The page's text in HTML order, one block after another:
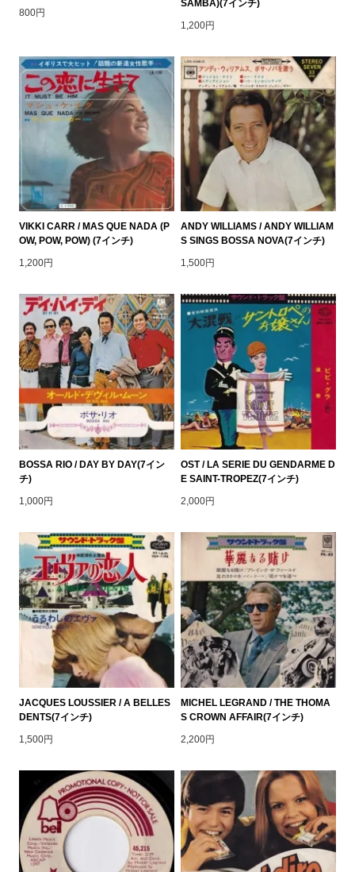
800円
SAMBA)(7インチ)
1,200円
VIKKI CARR / MAS QUE NADA (P
OW, POW, POW) (7インチ)
1,200円
ANDY WILLIAMS / ANDY WILLIAM
S SINGS BOSSA NOVA(7インチ)
1,500円
BOSSA RIO / DAY BY DAY(7イン
チ)
1,000円
OST / LA SERIE DU GENDARME D
E SAINT-TROPEZ(7インチ)
2,000円
JACQUES LOUSSIER / A BELLES
DENTS(7インチ)
1,500円
MICHEL LEGRAND / THE THOMA
S CROWN AFFAIR(7インチ)
2,200円